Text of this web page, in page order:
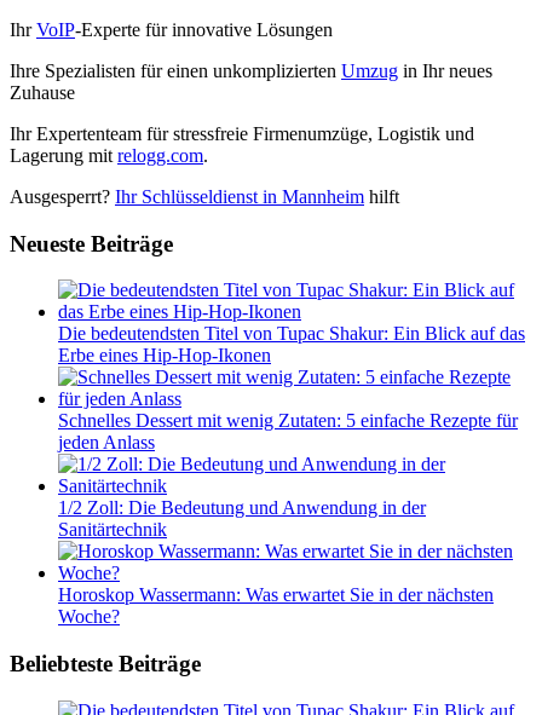
IhrVoIP-Experte für innovative Lösungen
Ihre Spezialisten für einen unkomplizierten Umzug in Ihr neues
Zuhause
Ihr Expertenteam für stressfreie Firmenumzüge, Logistik und
Lagerung mit relogg.com.
Ausgesperrt? Ihr Schlüsseldienst in Mannheim hilft
Neueste Beiträge
Die bedeutendsten Titel von Tupac Shakur: Ein Blick auf das
Erbe eines Hip-Hop-Ikonen
Schnelles Dessert mit wenig Zutaten: 5 einfache Rezepte für
jeden Anlass
1/2 Zoll: Die Bedeutung und Anwendung in der
Sanitärtechnik
Horoskop Wassermann: Was erwartet Sie in der nächsten
Woche?
Beliebteste Beiträge